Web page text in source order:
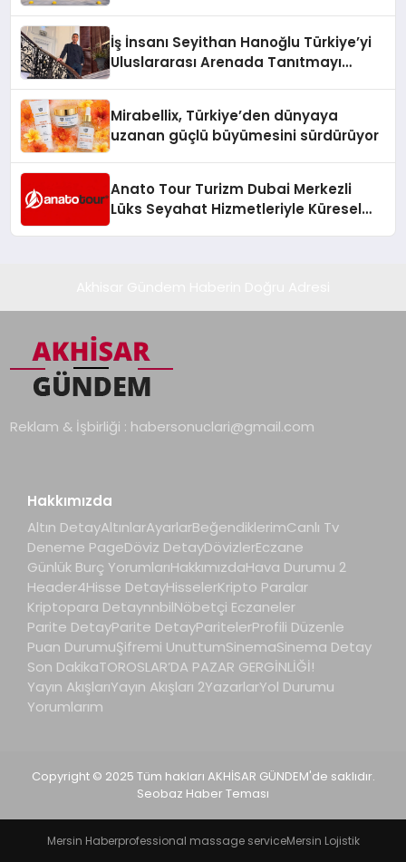
İş İnsanı Seyithan Hanoğlu Türkiye’yi
Uluslararası Arenada Tanıtmayı
Mirabellix, Türkiye’den dünyaya
uzanan güçlü büyümesini sürdürüyor
Anato Tour Turizm Dubai Merkezli
Lüks Seyahat Hizmetleriyle Küresel
Reklam & İşbirliği : habersonuclari@gmail.com
Hakkımızda
Altın DetayAltınlarAyarlarBeğendiklerimCanlı Tv
Deneme PageDöviz DetayDövizlerEczane
Günlük Burç YorumlarıHakkımızdaHava Durumu 2
Header4Hisse DetayHisselerKripto Paralar
Kriptopara DetaynnbilNöbetçi Eczaneler
Parite DetayParite DetayParitelerProfili Düzenle
Puan DurumuŞifremi UnuttumSinemaSinema Detay
Son DakikaTOROSLAR’DA PAZAR GERGİNLİĞİ!
Yayın AkışlarıYayın Akışları 2YazarlarYol Durumu
Yorumlarım
Copyright © 2025 Tüm hakları AKHİSAR GÜNDEM'de saklıdır.
Seobaz Haber Teması
Mersin Haberprofessional massage serviceMersin Lojistik